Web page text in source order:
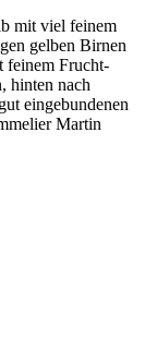
mit viel feinem
gelben Birnen
feinem Frucht-
hinten nach
eingebundenen
Martin